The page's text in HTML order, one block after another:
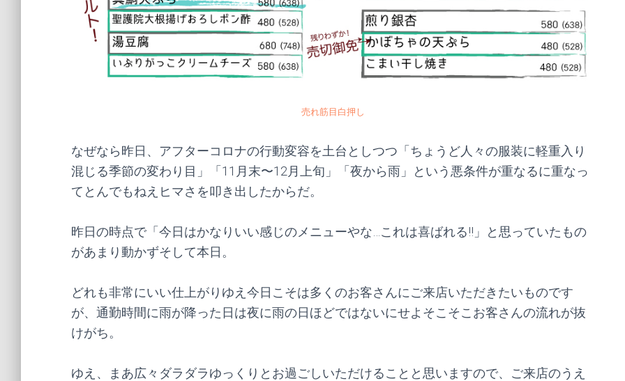
売れ筋目白押し
なぜなら昨日、アフターコロナの行動変容を土台としつつ「ちょうど人々の服装に軽重入り
混じる季節の変わり目」「11月末〜12月上旬」「夜から雨」という悪条件が重なるに重なっ
てとんでもねえヒマさを叩き出したからだ。
昨日の時点で「今日はかなりいい感じのメニューやな…これは喜ばれる!!」と思っていたもの
があまり動かずそして本日。
どれも非常にいい仕上がりゆえ今日こそは多くのお客さんにご来店いただきたいものです
が、通勤時間に雨が降った日は夜に雨の日ほどではないにせよそこそこお客さんの流れが抜
けがち。
ゆえ、まあ広々ダラダラゆっくりとお過ごしいただけることと思いますので、ご来店のうえ